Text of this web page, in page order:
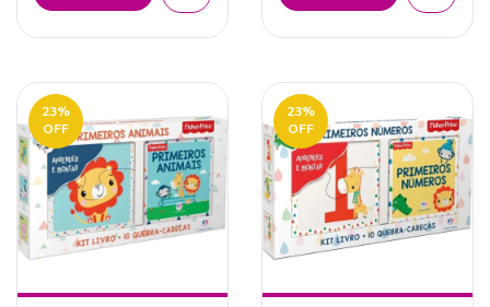
23%
OFF
23%
OFF